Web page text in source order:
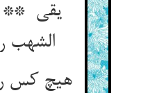
یقی **
هیچ کس را